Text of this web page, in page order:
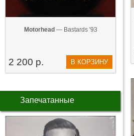
Motorhead — Bastards '93
2 200 р. В КОРЗИНУ
Запечатанные